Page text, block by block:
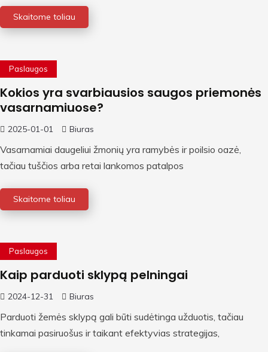
Skaitome toliau
Paslaugos
Kokios yra svarbiausios saugos priemonės
vasarnamiuose?
2025-01-01 Biuras
Vasarnamiai daugeliui žmonių yra ramybės ir poilsio oazė,
tačiau tuščios arba retai lankomos patalpos
Skaitome toliau
Paslaugos
Kaip parduoti sklypą pelningai
2024-12-31 Biuras
Parduoti žemės sklypą gali būti sudėtinga užduotis, tačiau
tinkamai pasiruošus ir taikant efektyvias strategijas,